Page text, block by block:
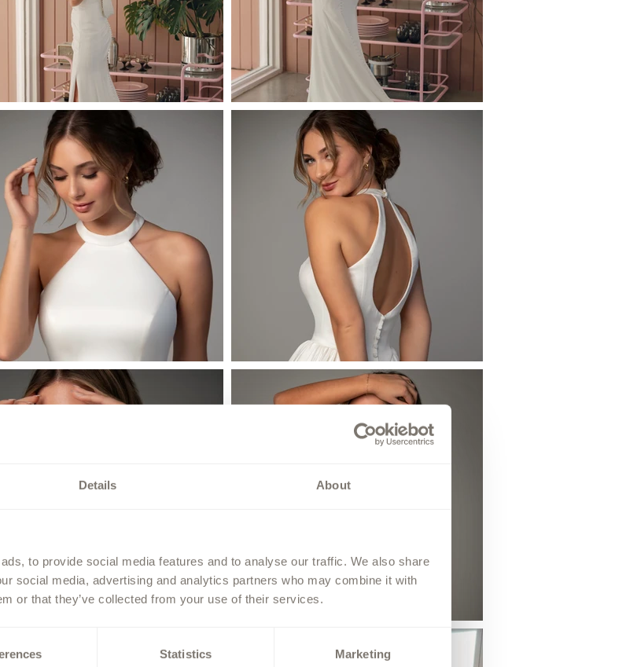
Details About
to provide social media features and to analyse our traffic. We also share
social media, advertising and analytics partners who may combine it with
or that they’ve collected from your use of their services.
Statistics Marketing